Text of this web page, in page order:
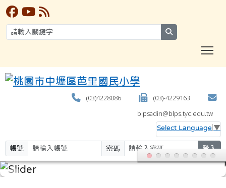
(03)4228086
(03)-4229163
blpsadin@blps.tyc.edu.tw
Select Language ▼
帳號 密碼 登入